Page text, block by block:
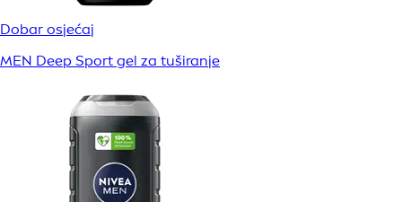
Dobar osjećaj
MEN Deep Sport gel za tuširanje